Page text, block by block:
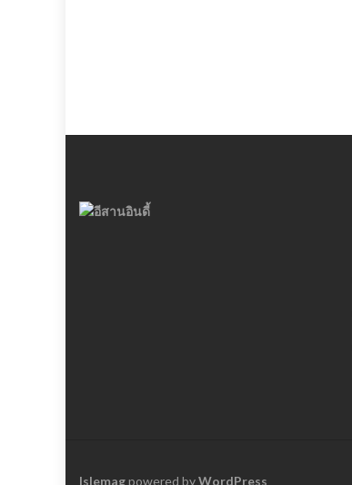
Islemagpowered byWordPress